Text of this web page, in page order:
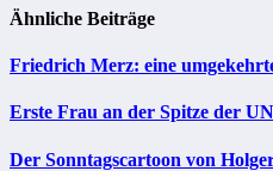
Ähnliche Beiträge
Friedrich Merz: eine
Erste Frau an der Spitze der
Der Sonntagscartoon von